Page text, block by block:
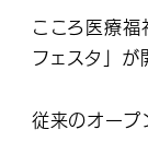
こころ医療
フェスタ」が
従来のオープ